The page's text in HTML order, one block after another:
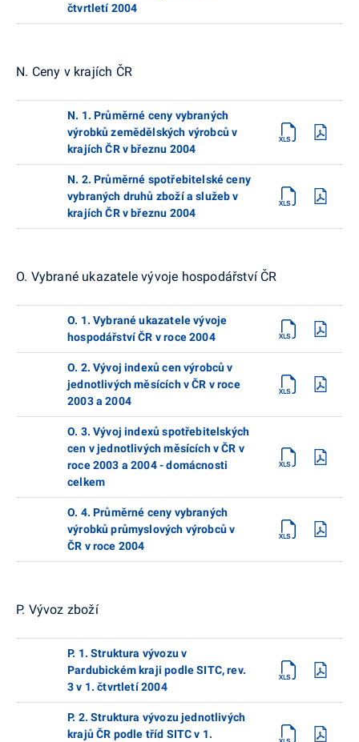
čtvrtletí 2004
N. Ceny v krajích ČR
N. 1. Průměrné ceny vybraných
výrobků zemědělských výrobců v
krajích ČR v březnu 2004
N. 2. Průměrné spotřebitelské ceny
vybraných druhů zboží a služeb v
krajích ČR v březnu 2004
O. Vybrané ukazatele vývoje hospodářství ČR
O. 1. Vybrané ukazatele vývoje
hospodářství ČR v roce 2004
O. 2. Vývoj indexů cen výrobců v
jednotlivých měsících v ČR v roce
2003 a 2004
O. 3. Vývoj indexů spotřebitelských
cen v jednotlivých měsících v ČR v
roce 2003 a 2004 - domácnosti
celkem
O. 4. Průměrné ceny vybraných
výrobků průmyslových výrobců v
ČR v roce 2004
P. Vývoz zboží
P. 1. Struktura vývozu v
Pardubickém kraji podle SITC, rev.
3 v 1. čtvrtletí 2004
P. 2. Struktura vývozu jednotlivých
krajů ČR podle tříd SITC v 1.